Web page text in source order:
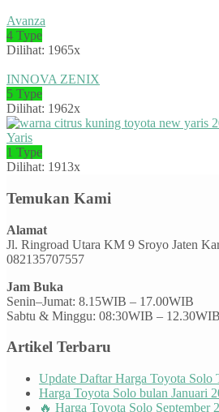
Avanza
4 Type
Dilihat: 1965x
INNOVA ZENIX
5 Type
Dilihat: 1962x
Yaris
1 Type
Dilihat: 1913x
Temukan Kami
Alamat
Jl. Ringroad Utara KM 9 Sroyo Jaten
082135707557
Jam Buka
Senin–Jumat: 8.15WIB – 17.00WIB
Sabtu & Minggu: 08:30WIB – 12.30WIB
Artikel Terbaru
Update Daftar Harga Toyota Solo
Harga Toyota Solo bulan Januari
🔥 Harga Toyota Solo